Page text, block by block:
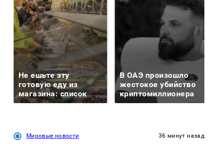
Не ешьте эту
готовую еду из
магазина: список
В ОАЭ произошло
жестокое убийство
криптомиллионера
Мировые новости 36 минут назад